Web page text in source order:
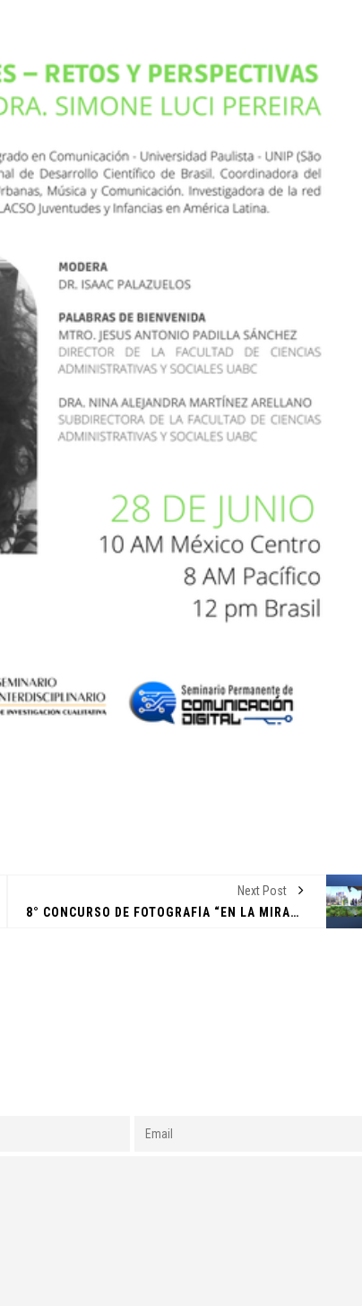
Next Post
8° CONCURSO DE FOTOGRAFÍA “EN LA MIRADA DE LA SUSTENTABILIDAD. ACCIONES PARA EL CUIDADO DEL AGUA”
CASA INDI
ENTORNO VERDE Y ANIMALIA
PRESENTES EN EL DÍA DE LOS
MUERTOS FCC, UANL.
LA